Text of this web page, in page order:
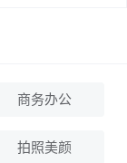
商务办公
拍照美颜